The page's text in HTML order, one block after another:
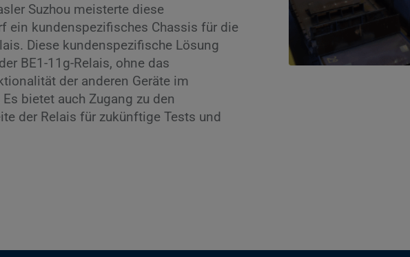
Suzhou meisterte diese
ein kundenspezifisches Chassis für die
Diese kundenspezifische Lösung
BE1-11g-Relais, ohne das
der anderen Geräte im
bietet auch Zugang zu den
der Relais für zukünftige Tests und